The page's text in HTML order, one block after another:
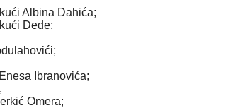
Albina Dahića;
Dede;
Ibranovića;
Omera;